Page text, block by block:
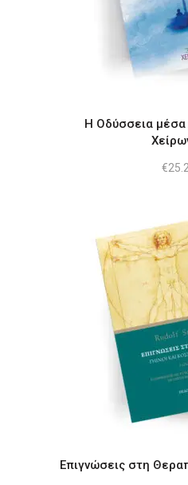
Η Οδύσσεια μέσα
€
Επιγνώσεις στη